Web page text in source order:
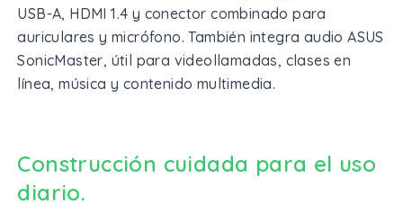
USB-A, HDMI 1.4 y conector combinado para
auriculares y micrófono. También integra audio ASUS
SonicMaster, útil para videollamadas, clases en
línea, música y contenido multimedia.
Construcción cuidada para el uso
diario.